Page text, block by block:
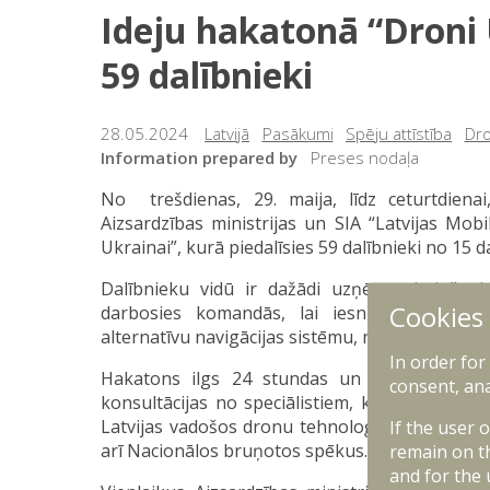
Ideju hakatonā
59 dalībnieki
28.05.2024 Latvijā Pasākumi Spēju attīstība
Information prepared by
Preses nodaļa
No trešdienas, 29. maija, līdz
Aizsardzības ministrijas un SIA “Latvijas
Ukrainai”, kurā piedalīsies 59 dalībnieki no 15
Dalībnieku vidū ir dažādi uzņēmumi,
darbosies komandās, lai iesniegtu jaunas
alternatīvu navigācijas sistēmu, nestandarta
Hakatons ilgs 24 stundas un tā
konsultācijas no speciālistiem, kas ir sevi
Latvijas vadošos dronu tehnoloģiju
arī Nacionālos bruņotos spēkus.
Cookies
In order for
consent,
If the user
remain on
and for the